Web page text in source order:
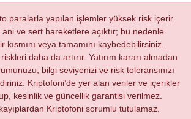
paralarla yapılan işlemler yüksek risk içerir.
ani ve sert hareketlere açıktır; bu nedenle
kısmını veya tamamını kaybedebilirsiniz.
daha da artırır. Yatırım kararı almadan
bilgi seviyenizi ve risk toleransınızı
Kriptofoni’de yer alan veriler ve içerikler
kesinlik ve güncellik garantisi verilmez.
Kriptofoni sorumlu tutulamaz.